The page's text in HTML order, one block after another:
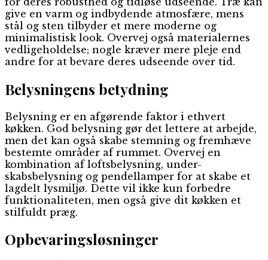
give en varm og indbydende atmosfære, mens
stål og sten tilbyder et mere moderne og
minimalistisk look. Overvej også materialernes
vedligeholdelse; nogle kræver mere pleje end
andre for at bevare deres udseende over tid.
Belysningens betydning
Belysning er en afgørende faktor i ethvert
køkken. God belysning gør det lettere at arbejde,
men det kan også skabe stemning og fremhæve
bestemte områder af rummet. Overvej en
kombination af loftsbelysning, under-
skabsbelysning og pendellamper for at skabe et
lagdelt lysmiljø. Dette vil ikke kun forbedre
funktionaliteten, men også give dit køkken et
stilfuldt præg.
Opbevaringsløsninger